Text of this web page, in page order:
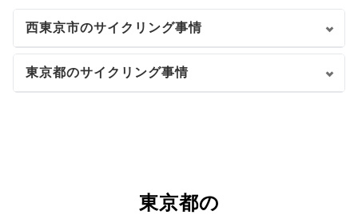
西東京市のサイクリング事情
東京都のサイクリング事情
東京都の